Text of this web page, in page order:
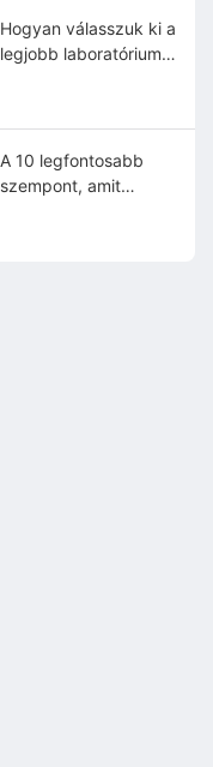
Hogyan válasszuk ki a
legjobb laboratóriumi
A 10 legfontosabb
szempont, amit